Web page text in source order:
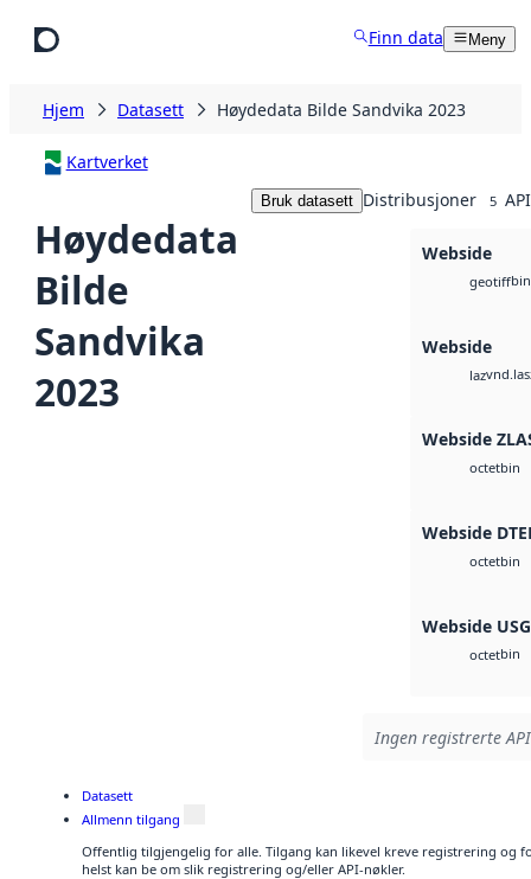
Finn data Meny
Hjem Datasett Høydedata Bilde Sandvika 2023
Kartverket
Høydedata
Bilde
Sandvika
2023
Bruk datasett Distribusjoner 5
Webside
geotiffbin
Webside
laz
Webside
octetbin
Webside
octetbin
Webside
octetbin
Ingen registrerte
Datasett
Allmenn tilgang
Offentlig tilgjengelig for alle. Tilgang kan likevel kreve registrering og
helst kan be om slik registrering og/eller API-nøkler.